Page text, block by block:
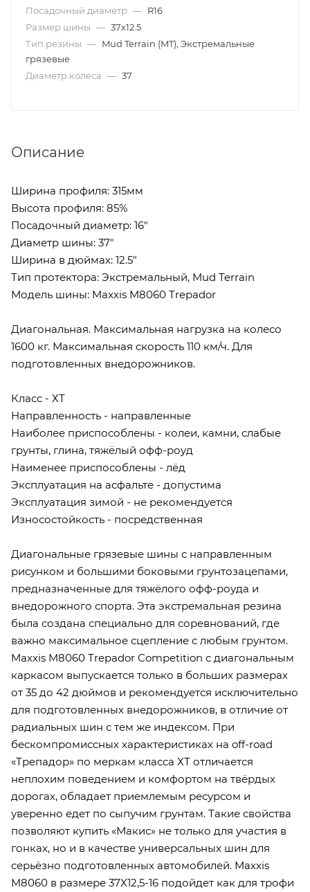
Посадочный диаметр — R16
Размер шины — 37х12.5
Тип резины — Mud Terrain (MT), Экстремальные
грязевые
Диаметр колеса — 37
Описание
Ширина профиля: 315мм
Высота профиля: 85%
Посадочный диаметр: 16"
Диаметр шины: 37"
Ширина в дюймах: 12.5"
Тип протектора: Экстремальный, Mud Terrain
Модель шины: Maxxis M8060 Trepador
Диагональная. Максимальная нагрузка на колесо
1600 кг. Максимальная скорость 110 км/ч. Для
подготовленных внедорожников.
Класс - ХТ
Направленность - направленные
Наиболее приспособлены - колеи, камни, слабые
грунты, глина, тяжёлый офф-роуд
Наименее приспособлены - лёд
Эксплуатация на асфальте - допустима
Эксплуатация зимой - не рекомендуется
Износостойкость - посредственная
Диагональные грязевые шины с направленным
рисунком и большими боковыми грунтозацепами,
предназначенные для тяжёлого офф-роуда и
внедорожного спорта. Эта экстремальная резина
была создана специально для соревнований, где
важно максимальное сцепление с любым грунтом.
Maxxis M8060 Trepador Competition с диагональным
каркасом выпускается только в больших размерах
от 35 до 42 дюймов и рекомендуется исключительно
для подготовленных внедорожников, в отличие от
радиальных шин с тем же индексом. При
бескомпромиссных характеристиках на off-road
«Трепадор» по меркам класса ХТ отличается
неплохим поведением и комфортом на твёрдых
дорогах, обладает приемлемым ресурсом и
уверенно едет по сыпучим грунтам. Такие свойства
позволяют купить «Макис» не только для участия в
гонках, но и в качестве универсальных шин для
серьёзно подготовленных автомобилей. Maxxis
M8060 в размере 37X12,5-16 подойдет как для трофи